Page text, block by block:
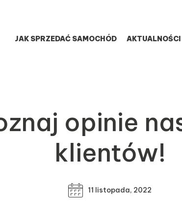
JAK SPRZEDAĆ SAMOCHÓD AKTUALNOŚCI
opinie
klientów!
11 listopada, 2022